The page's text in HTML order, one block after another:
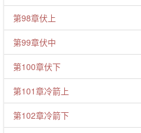
第98章伏上
第99章伏中
第100章伏下
第101章冷箭上
第102章冷箭下